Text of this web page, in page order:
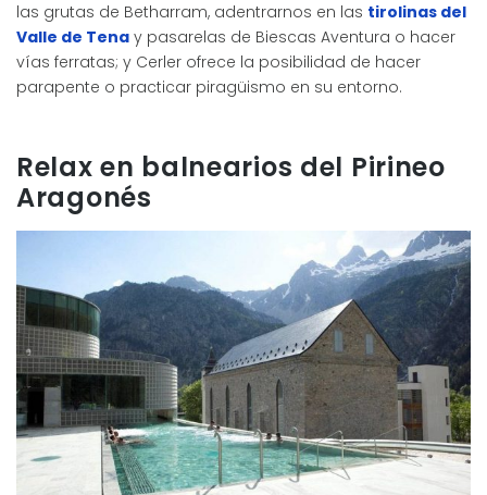
las grutas de Betharram, adentrarnos en las tirolinas del
Valle de Tena y pasarelas de Biescas Aventura o hacer
vías ferratas; y Cerler ofrece la posibilidad de hacer
parapente o practicar piragüismo en su entorno.
Relax en balnearios del Pirineo
Aragonés